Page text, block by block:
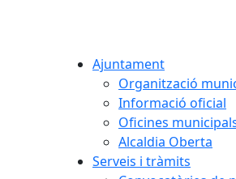
Ajuntament
Organització
Informació oficial
Oficines
Alcaldia Oberta
Serveis i tràmits